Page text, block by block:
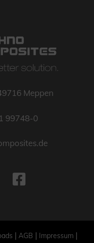
Meppen
99748-0
| AGB | Impressum |